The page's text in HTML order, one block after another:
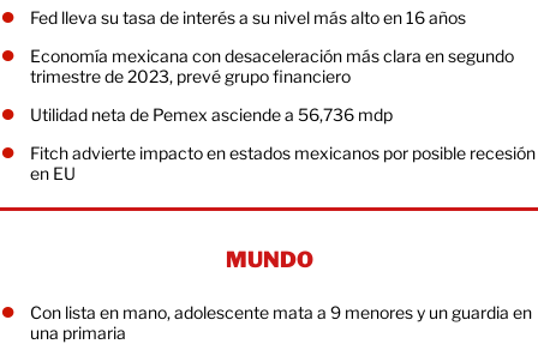
Fed lleva su tasa de interés a su nivel más alto en 16 años
Economía mexicana con desaceleración más clara en segundo
trimestre de 2023, prevé grupo financiero
Utilidad neta de Pemex asciende a 56,736 mdp
Fitch advierte impacto en estados mexicanos por posible recesión
en EU
MUNDO
Con lista en mano, adolescente mata a 9 menores y un guardia en
una primaria